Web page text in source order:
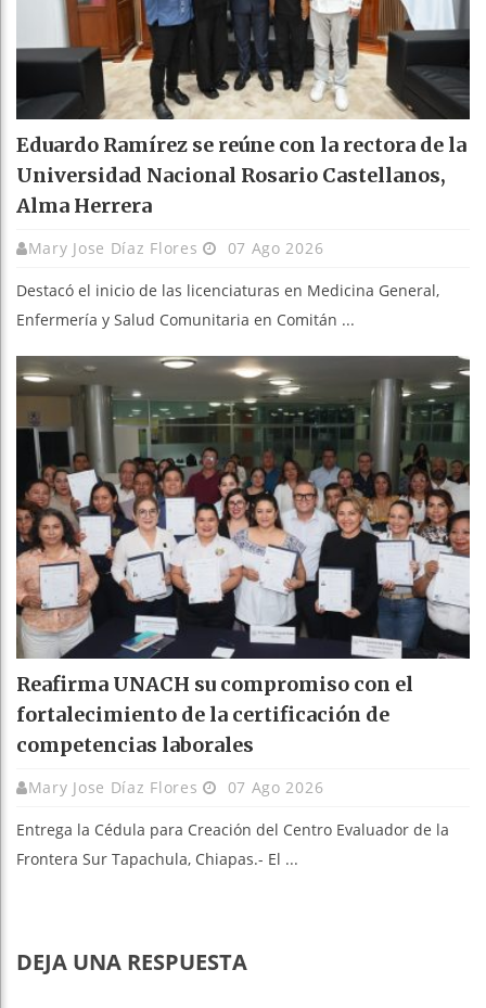
Eduardo Ramírez se reúne con la rectora de la
Universidad Nacional Rosario Castellanos,
Alma Herrera
Mary Jose Díaz Flores 07 Ago 2026
Destacó el inicio de las licenciaturas en Medicina General,
Enfermería y Salud Comunitaria en Comitán ...
Reafirma UNACH su compromiso con el
fortalecimiento de la certificación de
competencias laborales
Mary Jose Díaz Flores 07 Ago 2026
Entrega la Cédula para Creación del Centro Evaluador de la
Frontera Sur Tapachula, Chiapas.- El ...
DEJA UNA RESPUESTA